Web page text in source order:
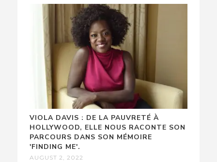
VIOLA DAVIS : DE LA PAUVRETÉ À
HOLLYWOOD, ELLE NOUS RACONTE SON
PARCOURS DANS SON MÉMOIRE
'FINDING ME'.
AUGUST 2, 2022